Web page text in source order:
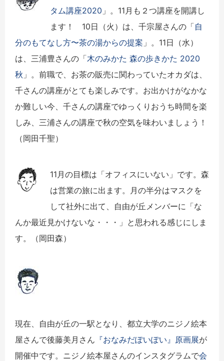
タム講座2020 」。 11月も２つ講座を開講し
ます！ 10日（火）は、千宗屋さんの「自
分のもてなし方〜茶の湯からの提案 」。11日（水）
は、三浦豊さんの「木のみかた 森の歩きかた 2020
秋 」。前職で、お茶の販売に関わっていたオカダは、
千さんの講座がとても楽しみです。お出かけがなかな
か難しい今、 千さんの講座でゆっくりおうち時間を楽
しみ、 三浦さんの講座で秋の空気を味わいましょう！
（岡田千聖）
11月の目標は「オフィスにいない」です。 森
は営業の旅に出ます。月の半分はマスクを
して社外に出て、 自由が丘メンバーに「な
んか最近見かけないな・・・」 と思われる感じにしま
す。
（岡田森）
現在、自由が丘の一駅となり、都立大学のニジノ絵本
屋さんで後藤美月さん 『おなみだぽいぽい』原画展が
開催中です。ニジノ絵本屋さんのインスタグラムで会